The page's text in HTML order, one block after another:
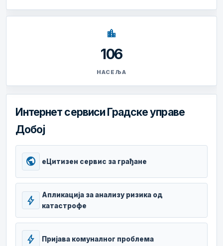
location_city
106
НАСЕЉА
Интернет сервиси Градске управе
Добој
public еЦитизен сервис за грађане
bolt
Апликација за анализу ризика од
катастрофе
bolt Пријава комуналног проблема